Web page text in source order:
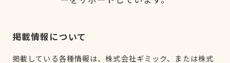
掲載情報について
掲載している各種情報は、株式会社ギミック、または株式